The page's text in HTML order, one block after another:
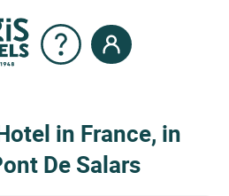
in France, in
De Salars